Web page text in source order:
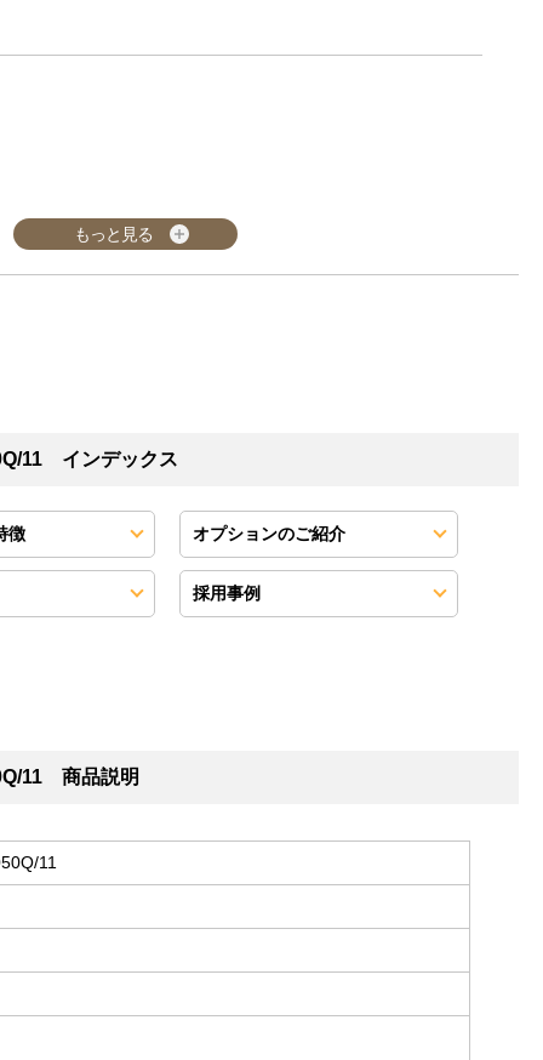
もっと見る
11 インデックス
徴 オプションのご紹介
採用事例
11 商品説明
11